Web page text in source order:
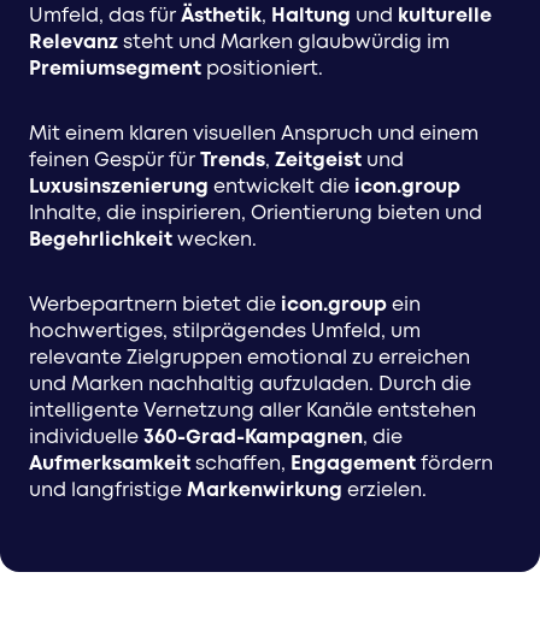
Umfeld, das für Ästhetik, Haltung und kulturelle
Relevanz steht und Marken glaubwürdig im
Premiumsegment positioniert.
Mit einem klaren visuellen Anspruch und einem
feinen Gespür für Trends, Zeitgeist und
Luxusinszenierung entwickelt die icon.group
Inhalte, die inspirieren, Orientierung bieten und
Begehrlichkeit wecken.
Werbepartnern bietet die icon.group ein
hochwertiges, stilprägendes Umfeld, um
relevante Zielgruppen emotional zu erreichen
und Marken nachhaltig aufzuladen. Durch die
intelligente Vernetzung aller Kanäle entstehen
individuelle 360-Grad-Kampagnen, die
Aufmerksamkeit schaffen, Engagement fördern
und langfristige Markenwirkung erzielen.